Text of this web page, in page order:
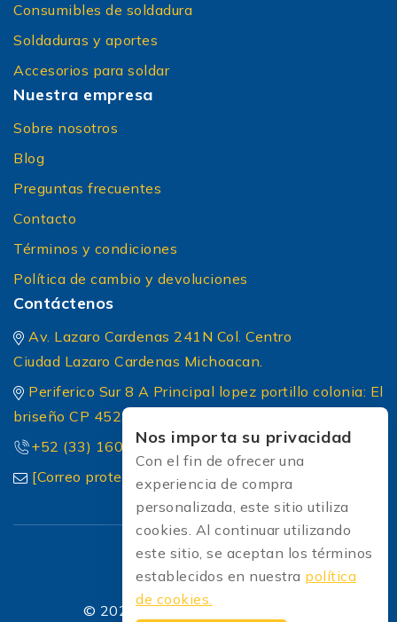
Consumibles de soldadura
Soldaduras y aportes
Accesorios para soldar
Nuestra empresa
Sobre nosotros
Blog
Preguntas frecuentes
Contacto
Términos y condiciones
Política de cambio y devoluciones
Contáctenos
Av. Lazaro Cardenas 241N Col. Centro
Ciudad Lazaro Cardenas Michoacan.
Periferico Sur 8 A Principal lopez portillo colonia: El
briseño CP 45236 Zapopan Jalisco
+52 (33) 1604 5032
[Correo protected]
© 2026 Soldadoras Soldaexpress
Nos importa su privacidad
Con el fin de ofrecer una
experiencia de compra
personalizada, este sitio utiliza
cookies. Al continuar utilizando
este sitio, se aceptan los términos
establecidos en nuestra política
de cookies.